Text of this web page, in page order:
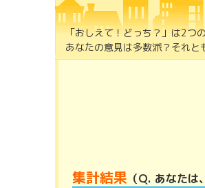
「おしえて！どっち？」は2つ
あなたの意見は多数派？それ
集計結果 （Q. あなたは